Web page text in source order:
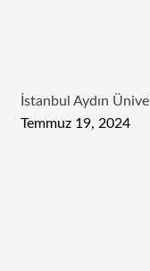
İstanbul Aydın
Temmuz 19, 2024